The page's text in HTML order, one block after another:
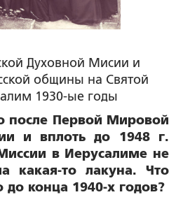
Духовной Мисии и
общины на Святой
1930-ые годы
после Первой Мировой
и вплоть до 1948 г.
в Иерусалиме не
какая-то лакуна. Что
до конца 1940-х годов?